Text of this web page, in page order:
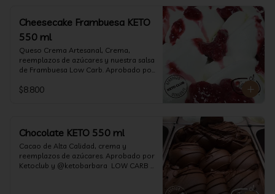
Cheesecake Frambuesa KETO
550 ml
Queso Crema Artesanal, Crema,
reemplazos de azúcares y nuestra salsa
de Frambuesa Low Carb. Aprobado por
KETO. (550 ml)
$8.800
Chocolate KETO 550 ml
Cacao de Alta Calidad, crema y
reemplazos de azúcares. Aprobado por
Ketoclub y @ketobarbara  LOW CARB